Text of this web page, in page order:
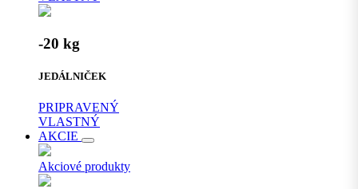
-20 kg
JEDÁLNIČEK
PRIPRAVENÝ
VLASTNÝ
AKCIE
Akciové produkty